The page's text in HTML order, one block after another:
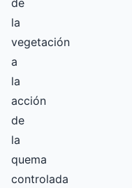
de
la
vegetación
a
la
acción
de
la
quema
controlada